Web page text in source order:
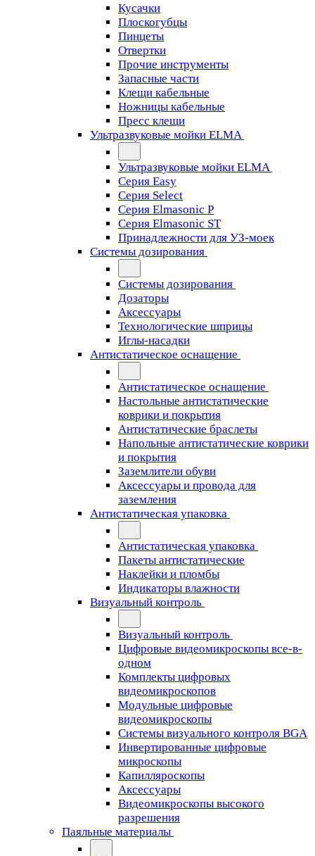
Кусачки
Плоскогубцы
Пинцеты
Отвертки
Прочие инструменты
Запасные части
Клещи кабельные
Ножницы кабельные
Пресс клещи
Ультразвуковые мойки ELMA
Ультразвуковые мойки ELMA
Серия Easy
Серия Select
Серия Elmasonic P
Серия Elmasonic ST
Принадлежности для УЗ-моек
Системы дозирования
Системы дозирования
Дозаторы
Аксессуары
Технологические шприцы
Иглы-насадки
Антистатическое оснащение
Антистатическое оснащение
Настольные антистатические
коврики и покрытия
Антистатические браслеты
Напольные антистатические коврики
и покрытия
Заземлители обуви
Аксессуары и провода для
заземления
Антистатическая упаковка
Антистатическая упаковка
Пакеты антистатические
Наклейки и пломбы
Индикаторы влажности
Визуальный контроль
Визуальный контроль
Цифровые видеомикроскопы все-в-
одном
Комплекты цифровых
видеомикроскопов
Модульные цифровые
видеомикроскопы
Cистемы визуального контроля BGA
Инвертированные цифровые
микроскопы
Капилляроскопы
Аксессуары
Видеомикроскопы высокого
разрешения
Паяльные материалы